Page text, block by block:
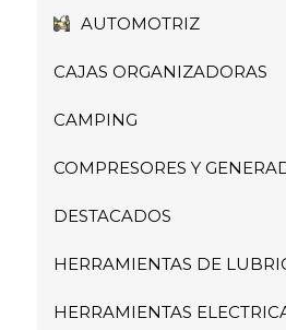
AUTOMOTRIZ
CAJAS ORGANIZADORAS
CAMPING
COMPRESORES Y
DESTACADOS
HERRAMIENTAS DE
HERRAMIENTAS